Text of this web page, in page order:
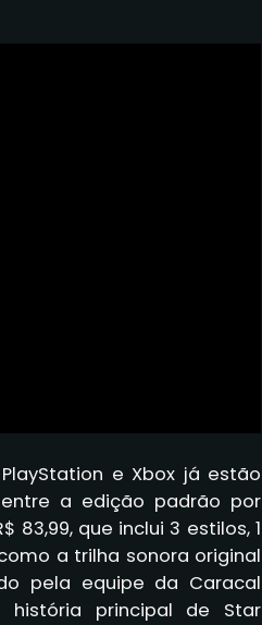
e Xbox já estão
a edição padrão por
83,99, que inclui 3 estilos, 1
a trilha sonora original
pela equipe da Caracal
história principal de Star